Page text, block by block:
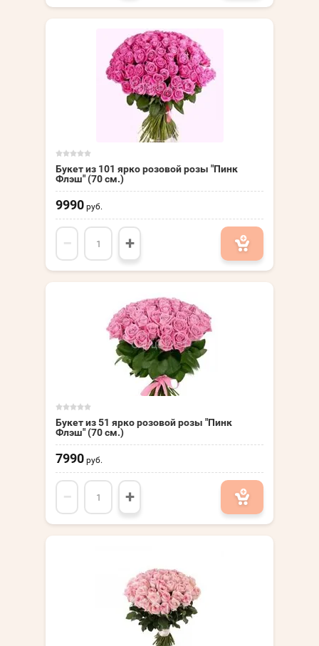
Букет из 101 ярко розовой розы "Пинк
Флэш" (70 см.)
9990 руб.
− +
Букет из 51 ярко розовой розы "Пинк
Флэш" (70 см.)
7990 руб.
− +